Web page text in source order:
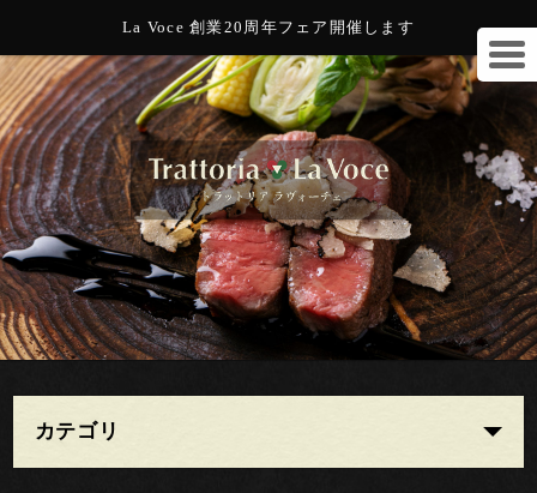
La Voce 創業20周年フェア開催します
カテゴリ